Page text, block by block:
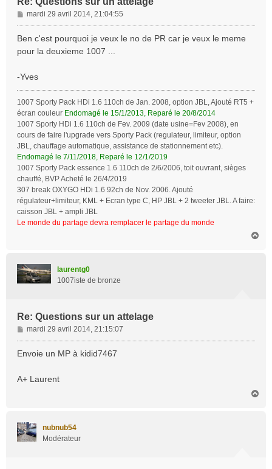
M
e
s
e
mardi 29 avril 2014, 21:04:55
Ben c'est pourquoi je veux le no de PR car je veux le meme
pour la deuxieme 1007 ...
-Yves
1007 Sporty Pack HDi 1.6 110ch de Jan. 2008, option JBL, Ajouté RT5 +
écran couleur Endomagé le 15/1/2013, Reparé le 20/8/2014
1007 Sporty HDi 1.6 110ch de Fev. 2009 (date usine=Fev 2008), en
cours de faire l'upgrade vers Sporty Pack (regulateur, limiteur, option
JBL, chauffage automatique, assistance de stationnement etc).
Endomagé le 7/11/2018, Reparé le 12/1/2019
1007 Sporty Pack essence 1.6 110ch de 2/6/2006, toit ouvrant, sièges
chauffé, BVP Acheté le 26/4/2019
307 break OXYGO HDi 1.6 92ch de Nov. 2006. Ajouté
régulateur+limiteur, KML + Ecran type C, HP JBL + 2 tweeter JBL. A faire:
caisson JBL + ampli JBL
Le monde du partage devra remplacer le partage du monde
laurentg0
1007iste de bronze
Re: Questions sur un attelage
M
e
s
g
mardi 29 avril 2014, 21:15:07
Envoie un MP à kidid7467
A+ Laurent
nubnub54
Modérateur